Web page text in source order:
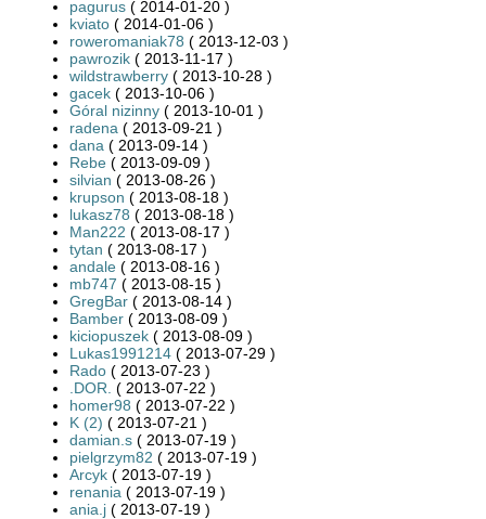
pagurus ( 2014-01-20 )
kviato ( 2014-01-06 )
roweromaniak78 ( 2013-12-03 )
pawrozik ( 2013-11-17 )
wildstrawberry ( 2013-10-28 )
gacek ( 2013-10-06 )
Góral nizinny ( 2013-10-01 )
radena ( 2013-09-21 )
dana ( 2013-09-14 )
Rebe ( 2013-09-09 )
silvian ( 2013-08-26 )
krupson ( 2013-08-18 )
lukasz78 ( 2013-08-18 )
Man222 ( 2013-08-17 )
tytan ( 2013-08-17 )
andale ( 2013-08-16 )
mb747 ( 2013-08-15 )
GregBar ( 2013-08-14 )
Bamber ( 2013-08-09 )
kiciopuszek ( 2013-08-09 )
Lukas1991214 ( 2013-07-29 )
Rado ( 2013-07-23 )
.DOR. ( 2013-07-22 )
homer98 ( 2013-07-22 )
K (2) ( 2013-07-21 )
damian.s ( 2013-07-19 )
pielgrzym82 ( 2013-07-19 )
Arcyk ( 2013-07-19 )
renania ( 2013-07-19 )
ania.j ( 2013-07-19 )